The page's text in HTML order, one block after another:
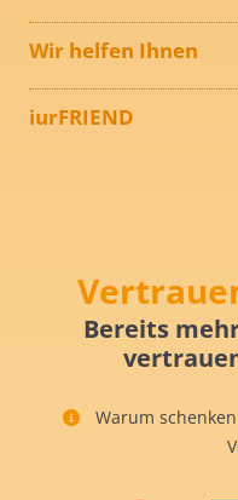
Wir helfen Ihnen
iurFRIEND
Bereits
Warum